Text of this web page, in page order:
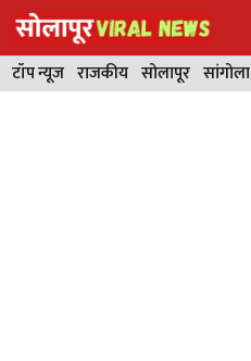
Skip
to
content
टॉप न्यूज राजकीय सोलापूर सांगोला